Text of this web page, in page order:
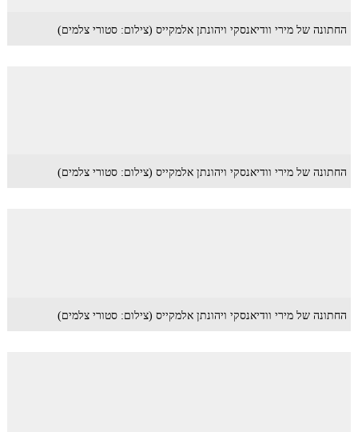
החתונה של מירי וודיאנסקי ויהונתן אלמקייס (צילום: סטורי צלמים)
החתונה של מירי וודיאנסקי ויהונתן אלמקייס (צילום: סטורי צלמים)
החתונה של מירי וודיאנסקי ויהונתן אלמקייס (צילום: סטורי צלמים)